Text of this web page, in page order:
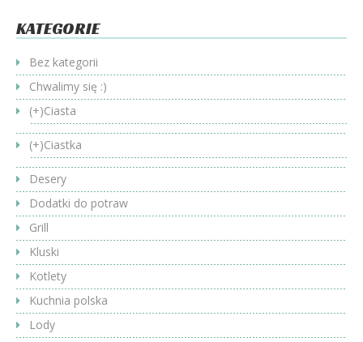
KATEGORIE
Bez kategorii
Chwalimy się :)
(+)Ciasta
(+)Ciastka
Desery
Dodatki do potraw
Grill
Kluski
Kotlety
Kuchnia polska
Lody